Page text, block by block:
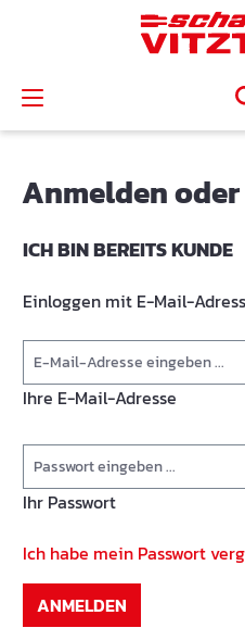
Anmelden
ICH BIN BEREITS KUNDE
Einloggen mit E-Mail-
Ihre E-Mail-Adresse
Ihr Passwort
Ich habe mein Passwort
ANMELDEN